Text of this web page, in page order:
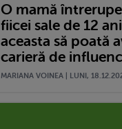
O mamă
fiicei sale de 12
aceasta să poată
carieră de
MARIANA VOINEA | LUNI,